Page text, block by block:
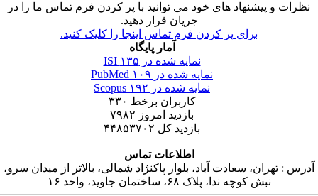
نظرات و پیشنهاد های خود می توانید با پر کردن فرم تماس ما را در
جریان قرار دهید.
برای پر کردن فرم تماس اینجا را کلیک کنید.
آمار پایگاه
نمایه شده در ISI۱۳۵
نمایه شده در PubMed۱۰۹
نمایه شده در Scopus۱۹۲
کاربران برخط۳۳۰
بازدید امروز۷۹۸۲
بازدید کل ۴۴۸۵۳۷۰۲
اطلاعات تماس
: تهران، سعادت آباد، بلوار پاکنژاد شمالی، بالاتر از میدان سرو،
نبش کوچه ندا، پلاک ۶۸، ساختمان جاوید، واحد ۱۶